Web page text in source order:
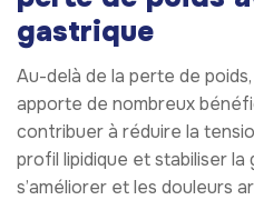
gastrique
Au-delà de la perte de
apporte de nombreux
contribuer à réduire la
profil lipidique et stabiliser
s’améliorer et les douleurs